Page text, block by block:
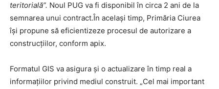
teritorială”. Noul PUG va fi disponibil în circa 2 ani de la
semnarea unui contract.În același timp, Primăria Ciurea
își propune să eficientizeze procesul de autorizare a
construcțiilor, conform apix.
Formatul GIS va asigura și o actualizare în timp real a
informațiilor privind mediul construit. „Cel mai important